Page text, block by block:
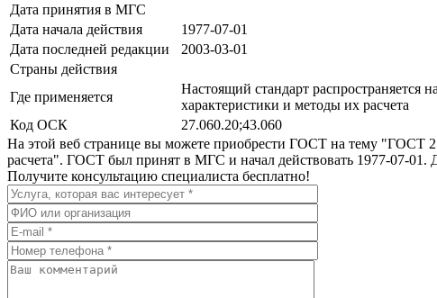
Дата принятия в МГС
Дата начала действия
1977-07-01
Дата последней редакции
2003-03-01
Страны действия
Где применяется
Настоящий стандарт распространяется
характеристики и методы их расчета
Код ОСК
27.060.20;43.060
На этой веб странице вы можете приобрести ГОСТ на тему "ГОСТ
расчета". ГОСТ был принят в МГС и начал действовать 1977-07-
Получите консультацию специалиста бесплатно!